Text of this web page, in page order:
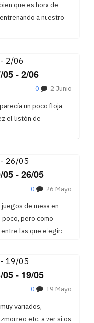
que es hora de
a nuestro
- 2/06
2 Junio
0
un poco floja,
el listón de
- 26/05
26 Mayo
0
de mesa en
poco, pero como
las que elegir:
- 19/05
19 Mayo
0
variados,
etc. a ver si os